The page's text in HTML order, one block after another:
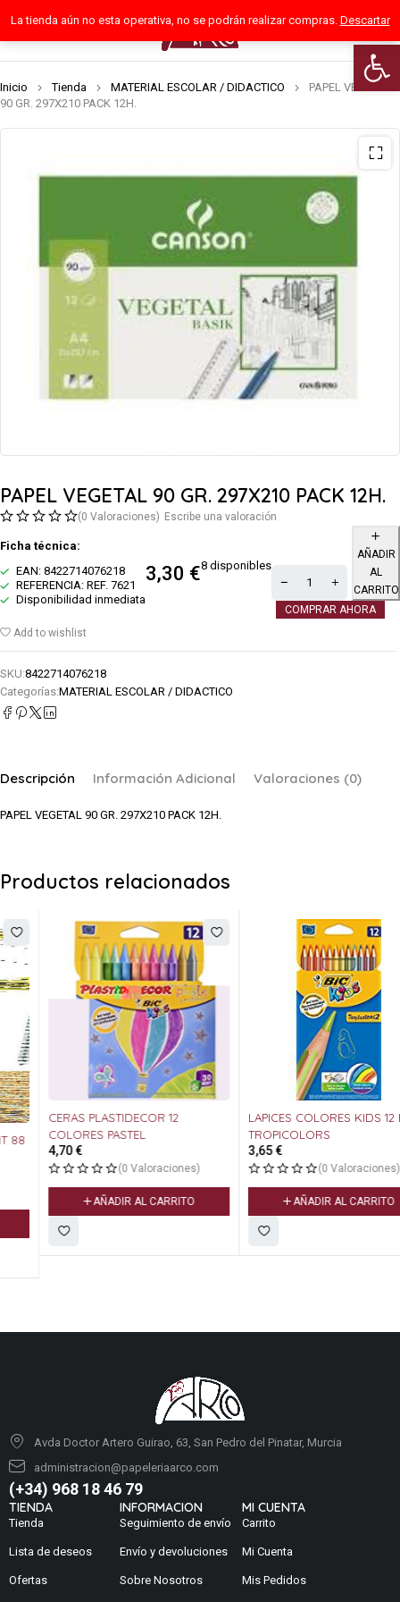
Abrir
La tienda aún no esta operativa, no se podrán realizar compras. Descartar
0
Inicio Tienda MATERIAL ESCOLAR / DIDACTICO
PAPEL VEGETAL
90 GR. 297X210 PACK 12H.
PAPEL VEGETAL 90 GR. 297X210 PACK 12H.
(0 Valoraciones) Escribe una valoración
Ficha técnica:
EAN: 8422714076218
REFERENCIA: REF. 7621
Disponibilidad inmediata
3,30 €8 disponibles
AÑADIR
AL
CARRITO
COMPRAR AHORA
Add to wishlist
SKU:8422714076218
Categorías:MATERIAL ESCOLAR / DIDACTICO
Descripción Información Adicional Valoraciones (0)
PAPEL VEGETAL 90 GR. 297X210 PACK 12H.
Productos relacionados
CERAS PLASTIDECOR 12
COLORES PASTEL
(0 Valoraciones)
AÑADIR AL CARRITO
LAPICES COLORES KIDS 12 BIC
TROPICOLORS
(0 Valoraciones)
AÑADIR AL CARRITO
Avda Doctor Artero Guirao, 63, San Pedro del Pinatar, Murcia
administracion@papeleriaarco.com
(+34) 968 18 46 79
TIENDA
Tienda
Lista de deseos
Ofertas
INFORMACION
Seguimiento de envío
Envío y devoluciones
Sobre Nosotros
MI CUENTA
Carrito
Mi Cuenta
Mis Pedidos